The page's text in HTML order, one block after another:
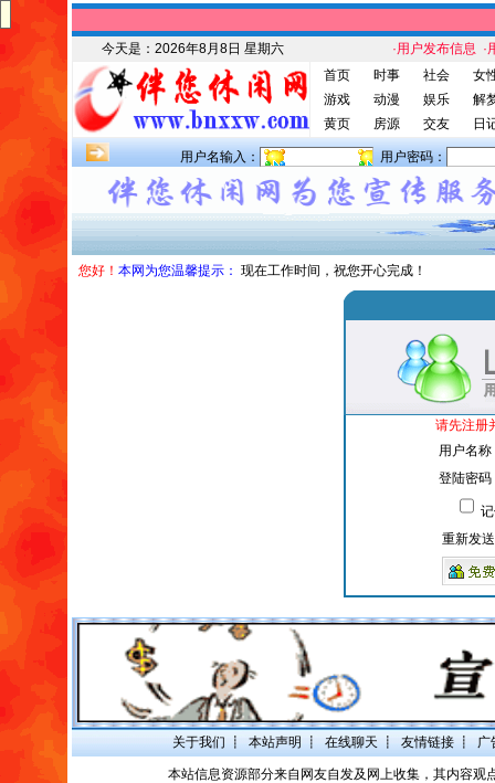
今天是： 2026年8月8日 星期六 ·用户发布信息 ·
首页
时事 社会
女
游戏
动漫 娱乐
解
黄页
房源 交友 日
用户名输入： 用户密码：
您好！ 本网为您温馨提示： 现在工作时间，祝您开心完成！
请先注册
用户名
登陆密
重新发
关于我们 ┋ 本站声明 ┋ 在线聊天 ┋ 友情链接 ┋ 广
本站信息资源部分来自网友自发及网上收集，其内容